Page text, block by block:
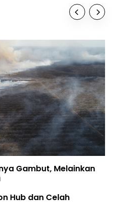
Gambut, Melainkan
Hub dan Celah